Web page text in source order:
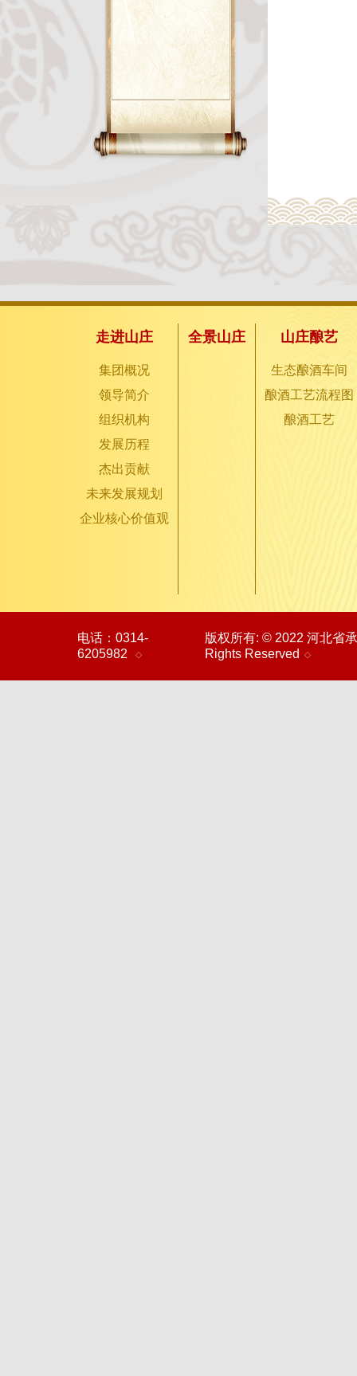
走进山庄
集团概况
领导简介
组织机构
发展历程
杰出贡献
未来发展规划
企业核心价值观
全景山庄 山庄酿艺
生态酿酒车间
酿酒工艺流程图
酿酒工艺
电话：0314-
6205982
版权所有: © 2022 河北省
Rights Reserved